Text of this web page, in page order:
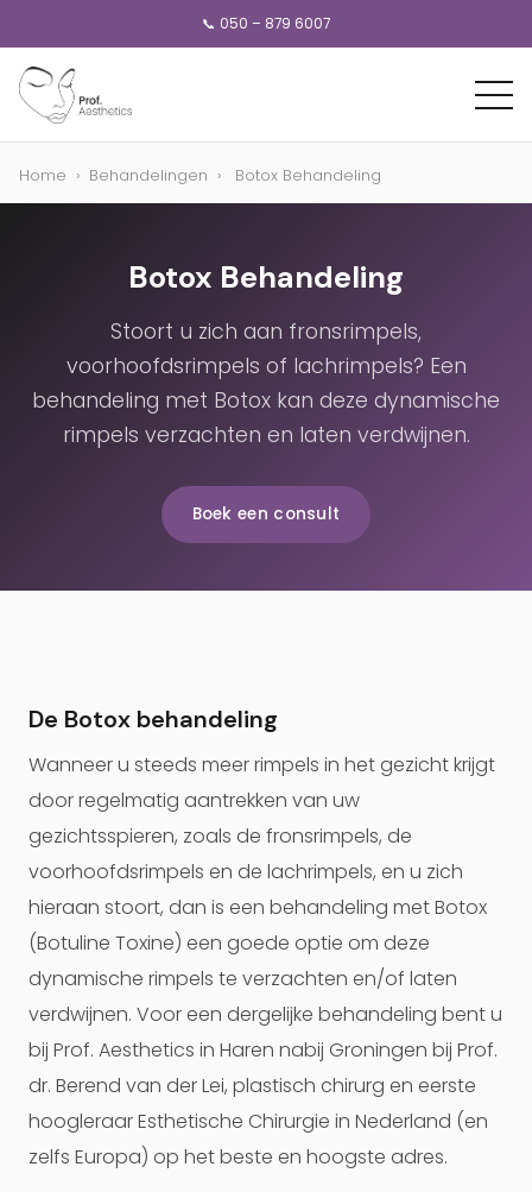
📞 050 – 879 6007
Home › Behandelingen › Botox Behandeling
Botox Behandeling
Stoort u zich aan fronsrimpels,
voorhoofdsrimpels of lachrimpels? Een
behandeling met Botox kan deze dynamische
rimpels verzachten en laten verdwijnen.
Boek een consult
De Botox behandeling
Wanneer u steeds meer rimpels in het gezicht krijgt
door regelmatig aantrekken van uw
gezichtsspieren, zoals de fronsrimpels, de
voorhoofdsrimpels en de lachrimpels, en u zich
hieraan stoort, dan is een behandeling met Botox
(Botuline Toxine) een goede optie om deze
dynamische rimpels te verzachten en/of laten
verdwijnen. Voor een dergelijke behandeling bent u
bij Prof. Aesthetics in Haren nabij Groningen bij Prof.
dr. Berend van der Lei, plastisch chirurg en eerste
hoogleraar Esthetische Chirurgie in Nederland (en
zelfs Europa) op het beste en hoogste adres.